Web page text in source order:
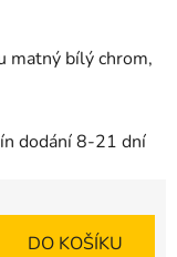
matný bílý chrom,
dodání 8-21 dní
DO KOŠÍKU